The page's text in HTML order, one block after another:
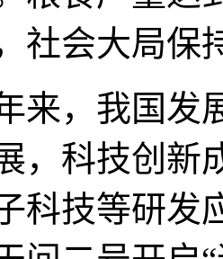
社会大局保
，我国发展
，科技创新
科技等研发